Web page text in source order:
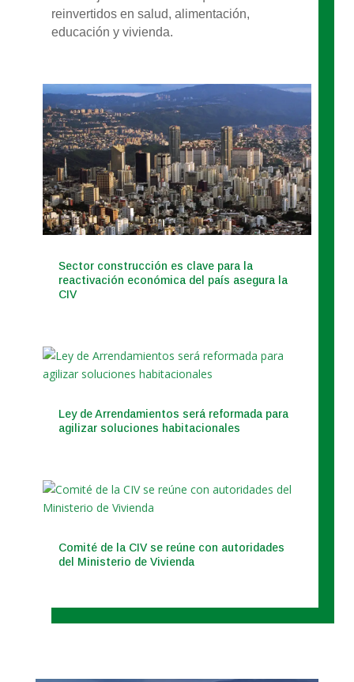
reinvertidos en salud, alimentación,
educación y vivienda.
Sector construcción es clave para la
reactivación económica del país asegura la
CIV
Ley de Arrendamientos será reformada para
agilizar soluciones habitacionales
Comité de la CIV se reúne con autoridades
del Ministerio de Vivienda